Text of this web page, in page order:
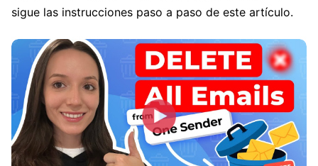
sigue las instrucciones paso a paso de este artículo.